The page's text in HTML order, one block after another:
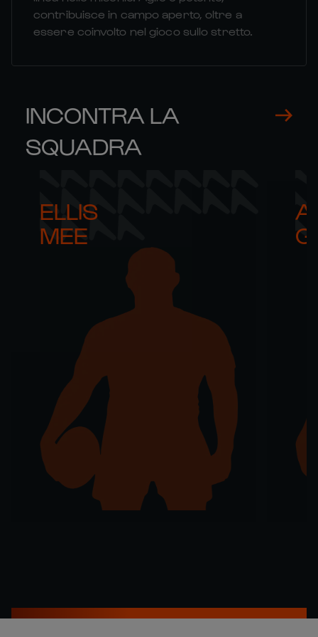
contribuisce in campo aperto, oltre a
essere coinvolto nel gioco sullo stretto.
INCONTRA LA
SQUADRA
ELLIS
MEE